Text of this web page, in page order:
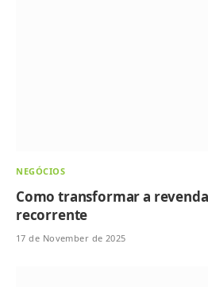
NEGÓCIOS
Como transformar a
recorrente
17 de November de 2025